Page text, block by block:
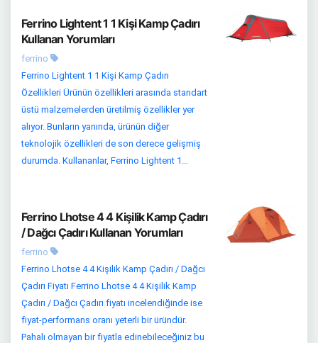
Ferrino Lightent 1 1 Kişi Kamp Çadırı
Kullanan Yorumları
ferrino
Ferrino Lightent 1 1 Kişi Kamp Çadırı
Özellikleri Ürünün özellikleri arasında standart
üstü malzemelerden üretilmiş özellikler yer
alıyor. Bunların yanında, ürünün diğer
teknolojik özellikleri de son derece gelişmiş
durumda. Kullananlar, Ferrino Lightent 1...
Ferrino Lhotse 4 4 Kişilik Kamp Çadırı
/ Dağcı Çadırı Kullanan Yorumları
ferrino
Ferrino Lhotse 4 4 Kişilik Kamp Çadırı / Dağcı
Çadırı Fiyatı Ferrino Lhotse 4 4 Kişilik Kamp
Çadırı / Dağcı Çadırı fiyatı incelendiğinde ise
fiyat-performans oranı yeterli bir üründür.
Pahalı olmayan bir fiyatla edinebileceğiniz bu